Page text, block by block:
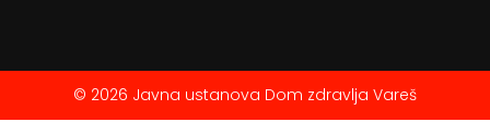
© 2026 Javna ustanova Dom zdravlja Vareš